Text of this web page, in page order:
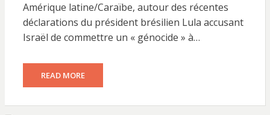
Amérique latine/Caraïbe, autour des récentes
déclarations du président brésilien Lula accusant
Israël de commettre un « génocide » à…
READ MORE